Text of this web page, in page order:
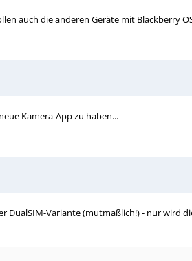
auch die anderen Geräte mit Blackberry
Kamera-App zu haben...
DualSIM-Variante (mutmaßlich!) - nur wird